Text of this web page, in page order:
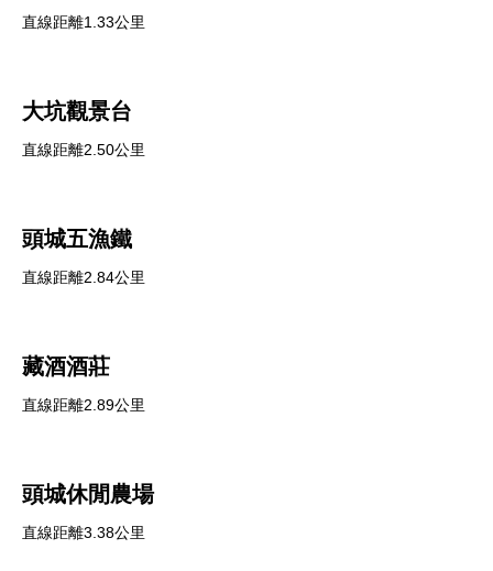
直線距離1.33公里
大坑觀景台
直線距離2.50公里
頭城五漁鐵
直線距離2.84公里
藏酒酒莊
直線距離2.89公里
頭城休閒農場
直線距離3.38公里